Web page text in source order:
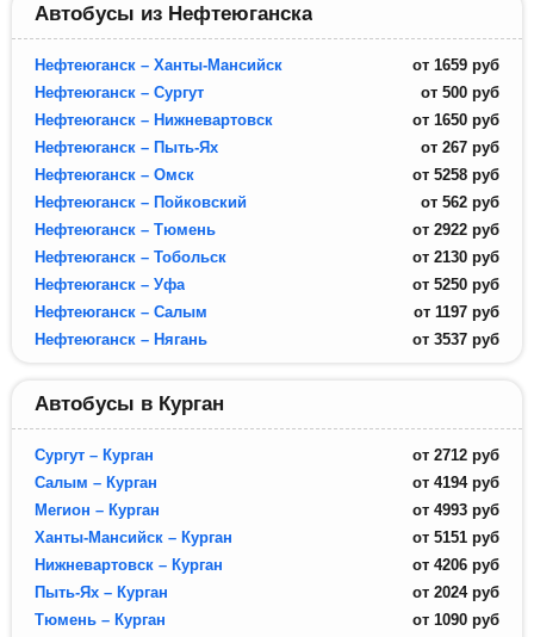
Автобусы из Нефтеюганска
Нефтеюганск – Ханты-Мансийск от 1659 руб
Нефтеюганск – Сургут
от 500 руб
Нефтеюганск – Нижневартовск
от 1650 руб
Нефтеюганск – Пыть-Ях
от 267 руб
Нефтеюганск – Омск
от 5258 руб
Нефтеюганск – Пойковский
от 562 руб
Нефтеюганск – Тюмень
от 2922 руб
Нефтеюганск – Тобольск
от 2130 руб
Нефтеюганск – Уфа
от 5250 руб
Нефтеюганск – Салым
от 1197 руб
Нефтеюганск – Нягань
от 3537 руб
Автобусы в Курган
Сургут – Курган от 2712 руб
Салым – Курган
от 4194 руб
Мегион – Курган
от 4993 руб
Ханты-Мансийск – Курган
от 5151 руб
Нижневартовск – Курган
от 4206 руб
Пыть-Ях – Курган
от 2024 руб
Тюмень – Курган
от 1090 руб